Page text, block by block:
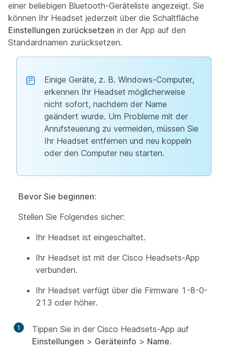
einer beliebigen Bluetooth-Geräteliste angezeigt. Sie
können Ihr Headset jederzeit über die Schaltfläche
Einstellungen zurücksetzen in der App auf den
Standardnamen zurücksetzen.
Einige Geräte, z. B. Windows-Computer,
erkennen Ihr Headset möglicherweise
nicht sofort, nachdem der Name
geändert wurde. Um Probleme mit der
Anrufsteuerung zu vermeiden, müssen Sie
Ihr Headset entfernen und neu koppeln
oder den Computer neu starten.
Bevor Sie beginnen:
Stellen Sie Folgendes sicher:
Ihr Headset ist eingeschaltet.
Ihr Headset ist mit der Cisco Headsets-App
verbunden.
Ihr Headset verfügt über die Firmware 1-8-0-
213 oder höher.
1
Tippen Sie in der Cisco Headsets-App auf
Einstellungen > Geräteinfo > Name.